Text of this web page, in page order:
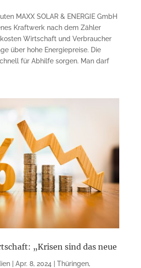
MAXX SOLAR & ENERGIE GmbH
Kraftwerk nach dem Zähler
Wirtschaft und Verbraucher
über hohe Energiepreise. Die
für Abhilfe sorgen. Man darf
„Krisen sind das neue
| Apr. 8, 2024 Thüringen,